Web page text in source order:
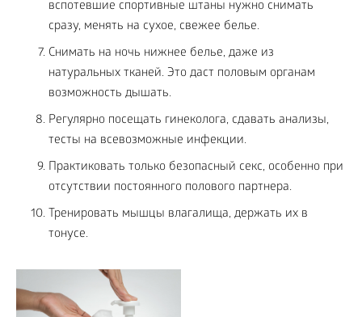
вспотевшие спортивные штаны нужно снимать
сразу, менять на сухое, свежее белье.
Снимать на ночь нижнее белье, даже из
натуральных тканей. Это даст половым органам
возможность дышать.
Регулярно посещать гинеколога, сдавать анализы,
тесты на всевозможные инфекции.
Практиковать только безопасный секс, особенно при
отсутствии постоянного полового партнера.
Тренировать мышцы влагалища, держать их в
тонусе.